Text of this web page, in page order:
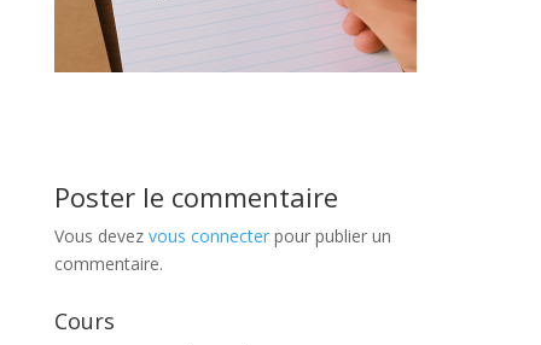
Poster le commentaire
Vous devez vous connecterpour publier un
commentaire.
Cours